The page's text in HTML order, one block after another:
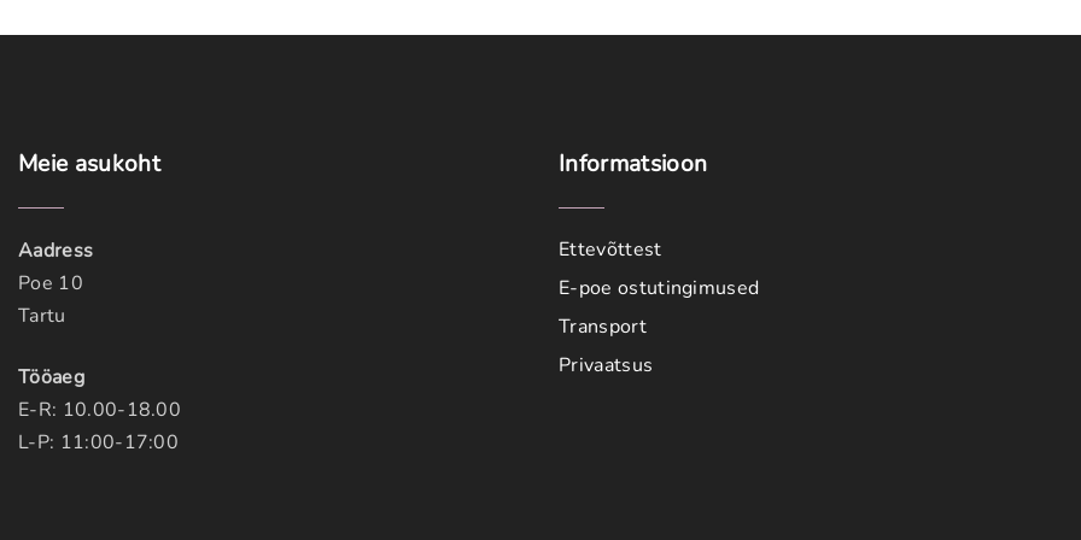
Meie asukoht
Aadress
Poe 10
Tartu
Tööaeg
E-R: 10.00-18.00
L-P: 11:00-17:00
Informatsioon
Ettevõttest
E-poe ostutingimused
Transport
Privaatsus